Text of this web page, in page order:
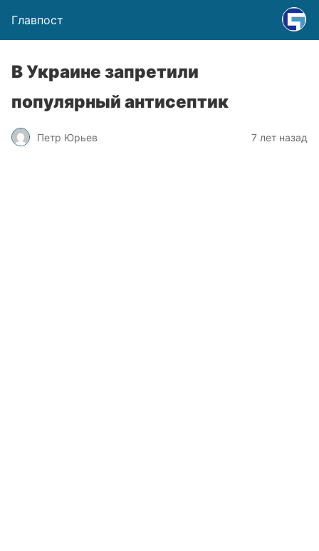
Главпост
В Украине запретили
популярный антисептик
Петр Юрьев 7 лет назад